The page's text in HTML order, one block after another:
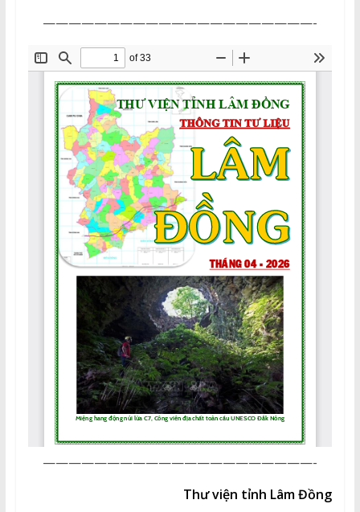
—————————————————————-
—————————————————————-
Thư viện tỉnh Lâm Đồng